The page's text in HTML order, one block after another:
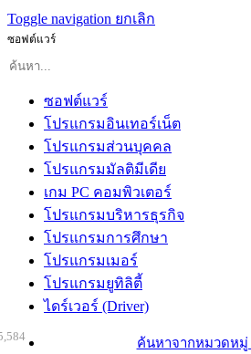
Toggle navigation ยกเลิก
ซอฟต์แวร์
ซอฟต์แวร์
โปรแกรมอินเทอร์เน็ต
โปรแกรมส่วนบุคคล
โปรแกรมมัลติมีเดีย
เกม PC คอมพิวเตอร์
โปรแกรมบริหารธุรกิจ
โปรแกรมการศึกษา
โปรแกรมเมอร์
โปรแกรมยูทิลิตี้
ไดร์เวอร์ (Driver)
ค้นหาจากหมวดหมู่